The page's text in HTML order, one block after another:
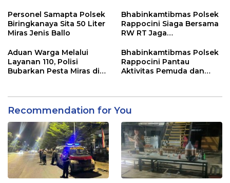
Keributan
Personel Samapta Polsek
Biringkanaya Sita 50 Liter
Miras Jenis Ballo
Bhabinkamtibmas Polsek
Rappocini Siaga Bersama
RW RT Jaga
Aduan Warga Melalui
Layanan 110, Polisi
Bubarkan Pesta Miras di
Bhabinkamtibmas Polsek
Rappocini Pantau
Aktivitas Pemuda dan
Recommendation for You